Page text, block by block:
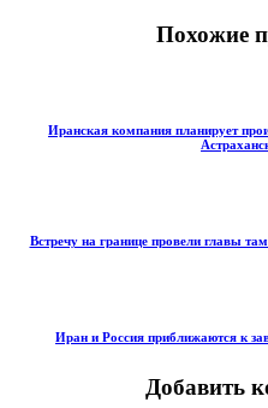
Похожие
Иранская компания планирует
Встречу на границе провели главы
Иран и Россия приближаются к
Добавить